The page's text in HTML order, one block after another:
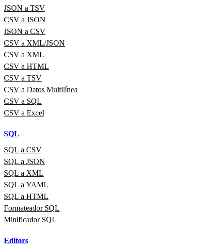
JSON a TSV
CSV a JSON
JSON a CSV
CSV a XML/JSON
CSV a XML
CSV a HTML
CSV a TSV
CSV a Datos Multilínea
CSV a SQL
CSV a Excel
SQL
SQL a CSV
SQL a JSON
SQL a XML
SQL a YAML
SQL a HTML
Formateador SQL
Minificador SQL
Editors